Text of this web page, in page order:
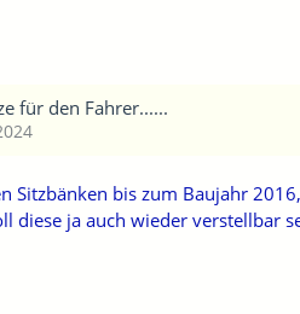
für den Fahrer......
Sitzbänken bis zum Baujahr
diese ja auch wieder verstellbar